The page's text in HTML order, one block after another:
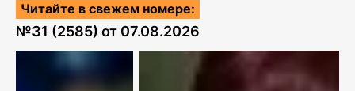
Читайте в свежем номере:
№31 (2585) от 07.08.2026